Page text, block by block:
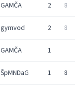
GAMČA 2 8
gymvod 2 8
GAMČA 1
ŠpMNDaG 1 8